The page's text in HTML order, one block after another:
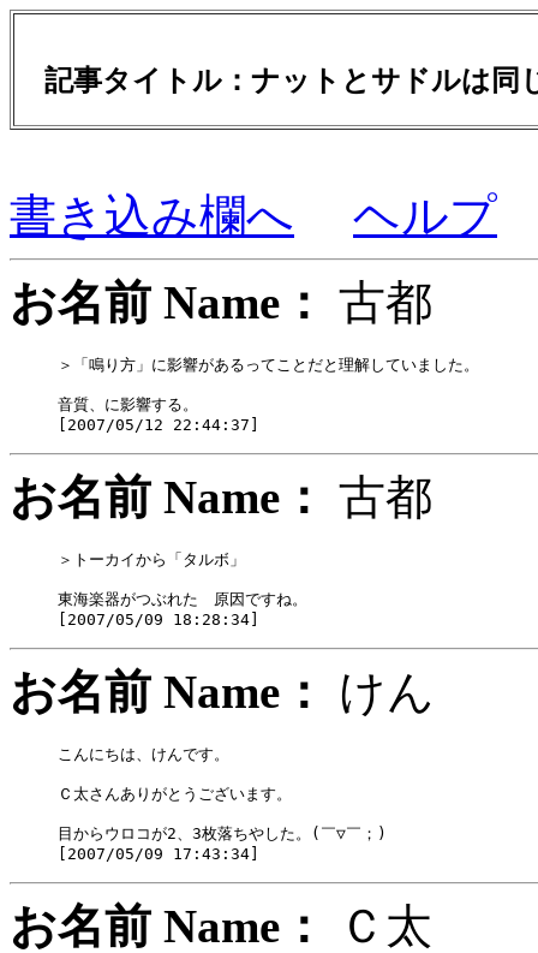
記事タイトル：ナットとサドルは
書き込み欄へ
ヘルプ
お名前 Name： 古都
＞「鳴り方」に影響があるってことだと理解していました。
音質、に影響する。
お名前 Name： 古都
＞トーカイから「タルボ」
東海楽器がつぶれた　原因ですね。
お名前 Name： け
こんにちは、けんです。
Ｃ太さんありがとうございます。
目からウロコが2、3枚落ちやした。(￣▽￣；)
お名前 Name： Ｃ太